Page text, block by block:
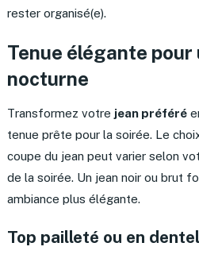
rester organisé(e).
Tenue élégante
nocturne
Transformez votre jean préféré
tenue prête pour la soirée. Le
coupe du jean peut varier selon
de la soirée. Un jean noir ou brut
ambiance plus élégante.
Top pailleté ou en